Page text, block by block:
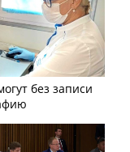
без записи